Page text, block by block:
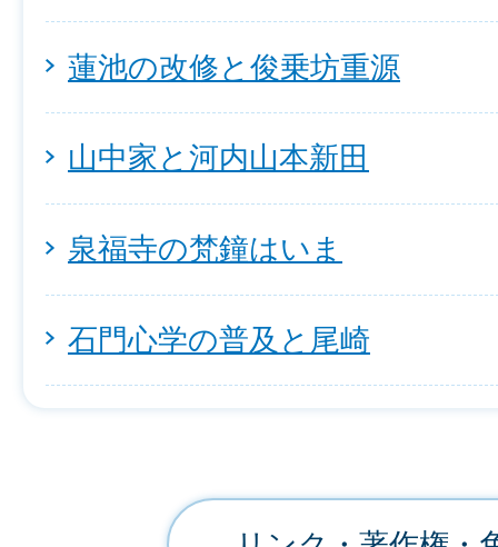
蓮池の改修と俊乗坊重源
山中家と河内山本新田
泉福寺の梵鐘はいま
石門心学の普及と尾崎